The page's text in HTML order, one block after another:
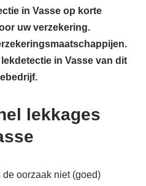
in Vasse op korte
uw verzekering.
in Vasse van dit
lekkages
oorzaak niet (goed)